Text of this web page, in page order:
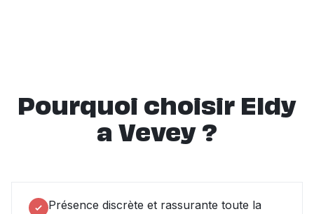
Pourquoi choisir Eldy
a Vevey ?
Présence discrète et rassurante toute la